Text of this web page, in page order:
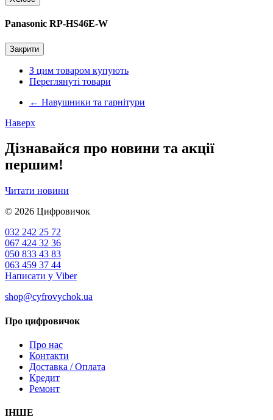
Panasonic RP-HS46E-W
Закрити
З цим товаром купують
Переглянуті товари
← Навушники та гарнітури
Наверх
Дізнавайся про новини та акції
першим!
Читати новини
© 2026 Цифровичок
032 242 25 72
067 424 32 36
050 833 43 83
063 459 37 44
Написати у Viber
shop@cyfrovychok.ua
Про цифровичок
Про нас
Контакти
Доставка / Оплата
Кредит
Ремонт
ІНШЕ